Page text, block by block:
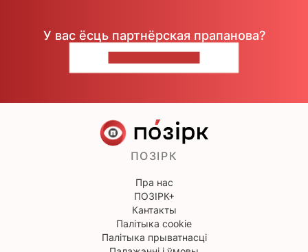
У вас ёсць партнёрская прапанова?
ПОЗІРК
Пра нас
ПОЗІРК+
Кантакты
Палітыка cookie
Палітыка прыватнасці